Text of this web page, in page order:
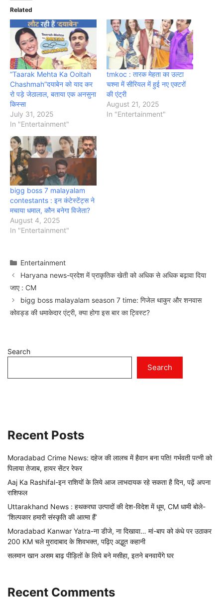
Related
“Taarak Mehta Ka Ooltah
Chashmah”दयाबेन को याद कर
रो पड़े जेठालाल, बताया एक अनसुना
किस्सा
July 31, 2025
In "Entertainment"
tmkoc : तारक मेहता का उल्टा
चश्मा में सीरियल में हुई नए एक्टरों
की एंट्री
August 21, 2025
In "Entertainment"
bigg boss 7 malayalam
contestants : इन कंटेस्टेंट्स ने
मचाया धमाल, कौन बनेगा विजेता?
August 4, 2025
In "Entertainment"
Categories
Entertainment
Haryana news-प्रदेश में प्राकृतिक खेती को अधिक से अधिक बढ़ावा दिया
जाए : CM
bigg boss malayalam season 7 time: गिजेल थाकुर और शनवास
कोवड्ड की धमाकेदार एंट्री, क्या होगा इस बार का ट्विस्ट?
Search
Search
Recent Posts
Moradabad Crime News: दहेज की लालच में हैवान बना पति! गर्भवती पत्नी को
पिलाया तेजाब, हायर सेंटर रेफर
Aaj Ka Rashifal-इन राशियों के लिये आज लाभदायक रहे सकता है दिन, पढ़ें अपना
राशिफल
Uttarakhand News : हथकरघा उत्पादों की देश-विदेश में धूम, CM धामी बोले-
‘शिल्पकार हमारी संस्कृति की आत्मा हैं’
Moradabad Kanwar Yatra-ना डीजे, ना दिखावा… मां-बाप को कंधे पर उठाकर
200 KM चले मुरादाबाद के शिवभक्त, पढ़िए अद्भुत कहानी
सलमान खान असम बाढ़ पीड़ितों के लिये बने मसीहा, इतने बनवायेंगे घर
Recent Comments